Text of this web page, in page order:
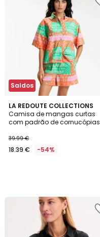
Saldos
LA REDOUTE COLLECTIONS
Camisa de mangas curtas
com padrão de cornucópias
39.99 €
18.39 € -54%